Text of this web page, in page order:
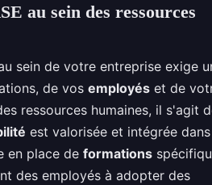
au sein des ressources
sein de votre entreprise exige
de vos employés et de
ressources humaines, il s'agit
est valorisée et intégrée
en place de formations
des employés à adopter des